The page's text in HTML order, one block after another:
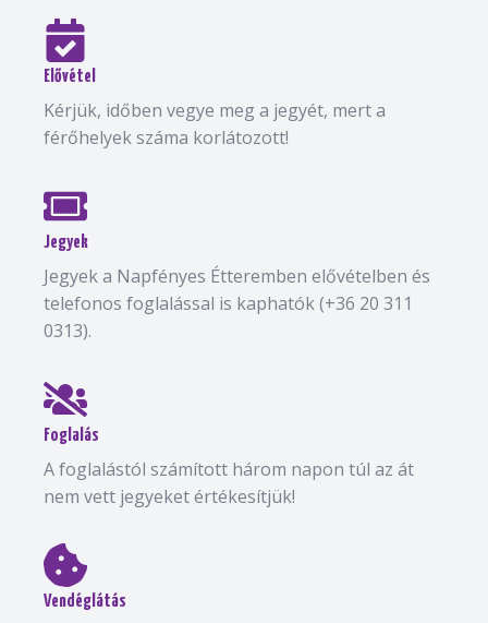
Elővétel
Kérjük, időben vegye meg a jegyét, mert a
férőhelyek száma korlátozott!
Jegyek
Jegyek a Napfényes Étteremben elővételben és
telefonos foglalással is kaphatók (+36 20 311
0313).
Foglalás
A foglalástól számított három napon túl az át
nem vett jegyeket értékesítjük!
Vendéglátás